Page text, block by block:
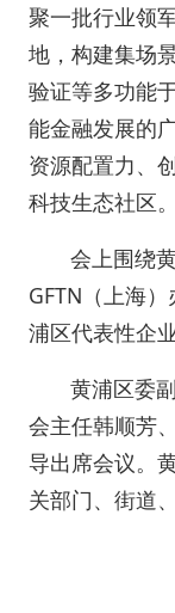
聚一批行业领
地，构建集场
验证等多功能
能金融发展的
资源配置力、
科技生态社区。
会上围绕
GFTN（上海
浦区代表性企
黄浦区委
会主任韩顺芳
导出席会议。
关部门、街道